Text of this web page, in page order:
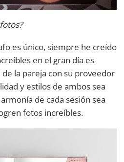
es único, siempre he creído
en el gran día es
la pareja con su proveedor
y estilos de ambos sea
de cada sesión sea
fotos increíbles.